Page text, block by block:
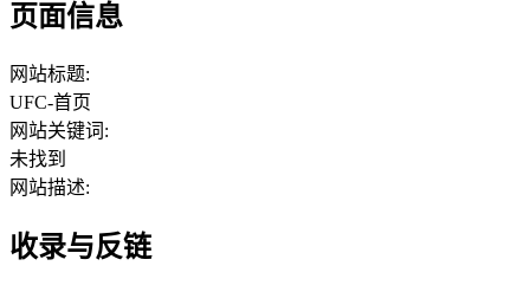
页面信息
网站标题:
UFC-首页
网站关键词:
未找到
网站描述:
收录与反链